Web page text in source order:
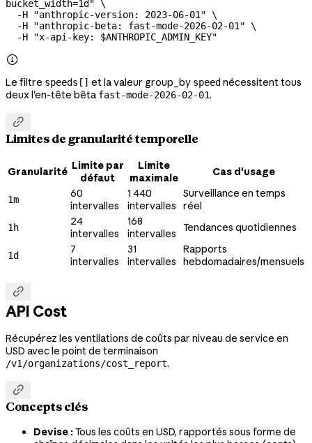
bucket_width=1d" \
  -H
"anthropic-version: 2023-06-01" \
  -H
"anthropic-beta: fast-mode-2026-02-01" \
  -H
"x-api-key: $ANTHROPIC_ADMIN_KEY"

Le filtre speeds[] et la valeur group_by speed nécessitent tous
deux l'en-tête bêta fast-mode-2026-02-01.

Limites de granularité temporelle
Granularité Limite par
défaut
Limite
maximale
Cas d'usage
1m
60
intervalles
1 440
intervalles
Surveillance en temps
réel
1h
24
intervalles
168
intervalles
Tendances quotidiennes
1d
7
intervalles
31
intervalles
Rapports
hebdomadaires/mensuels

API Cost
Récupérez les ventilations de coûts par niveau de service en
USD avec le point de terminaison
/v1/organizations/cost_report.

Concepts clés
Devise :Tous les coûts en USD, rapportés sous forme de